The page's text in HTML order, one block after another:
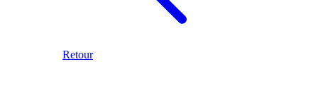
Retour